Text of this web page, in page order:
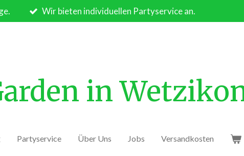
Wir bieten individuellen Partyservice an.
in
Partyservice Über Uns Jobs Versandkosten